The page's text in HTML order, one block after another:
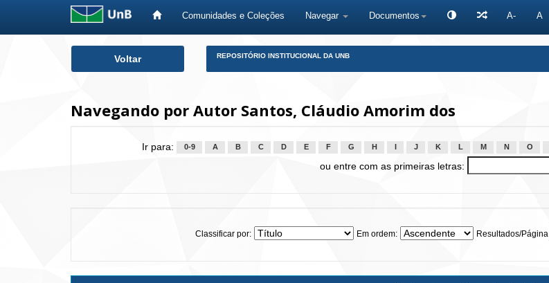
Comunidades e Coleções Navegar Documentos A- A
Voltar REPOSITÓRIO INSTITUCIONAL DA UNB
Navegando por Autor Santos, Cláudio Amorim dos
Ir para: 0-9 A B C D E F G H J K L M N O
ou entre com as primeiras letras:
Classificar por: Em ordem: Resultados/Página